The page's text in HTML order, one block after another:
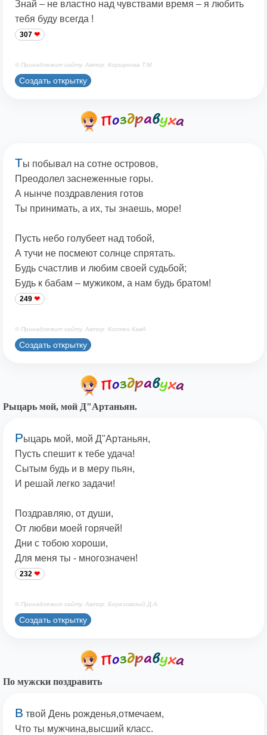
Знай – не властно над чувствами время – я любить
тебя буду всегда !
307
© Принадлежит сайту. Автор: Коршунова Т.М.
Создать открытку
Ты побывал на сотне островов,
Преодолел заснеженные горы.
А нынче поздравления готов
Ты принимать, а их, ты знаешь, море!
Пусть небо голубеет над тобой,
А тучи не посмеют солнце спрятать.
Будь счастлив и любим своей судьбой;
Будь к бабам – мужиком, а нам будь братом!
249
© Принадлежит сайту. Автор: Костен КавА
Создать открытку
Рыцарь мой, мой Д"Артаньян.
Рыцарь мой, мой Д"Артаньян,
Пусть спешит к тебе удача!
Сытым будь и в меру пьян,
И решай легко задачи!
Поздравляю, от души,
От любви моей горячей!
Дни с тобою хороши,
Для меня ты - многозначен!
232
© Принадлежит сайту. Автор: Березовский Д.А.
Создать открытку
По мужски поздравить
В твой День рожденья,отмечаем,
Что ты мужчина,высший класс.